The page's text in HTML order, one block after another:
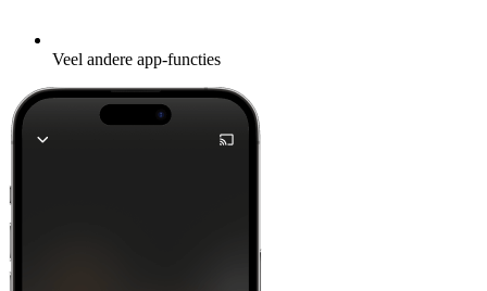
Veel andere app-functies